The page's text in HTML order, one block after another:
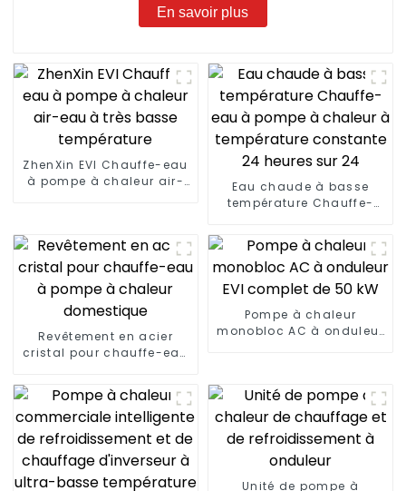
En savoir plus
ZhenXin EVI Chauffe-eau
à pompe à chaleur air-
Eau chaude à basse
température Chauffe-
température constante
24 heures sur 24
Revêtement en acier
cristal pour chauffe-eau
domestique
Pompe à chaleur
monobloc AC à onduleur
Unité de pompe à